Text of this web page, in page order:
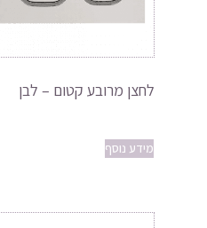
לחצן מרובע קטום – לבן
מידע נוסף